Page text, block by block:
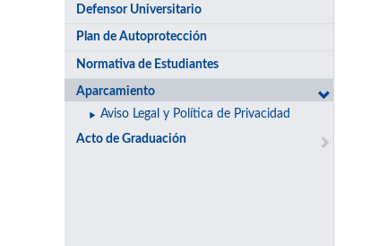
Defensor Universitario
Plan de Autoprotección
Normativa de Estudiantes
Aparcamiento
Aviso Legal y Política de Privacidad
Acto de Graduación